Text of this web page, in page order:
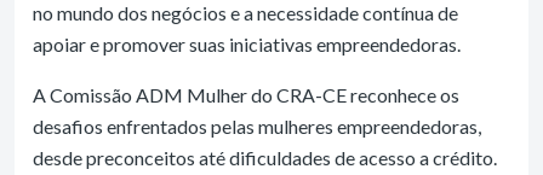
no mundo dos negócios e a necessidade contínua de
apoiar e promover suas iniciativas empreendedoras.
A Comissão ADM Mulher do CRA-CE reconhece os
desafios enfrentados pelas mulheres empreendedoras,
desde preconceitos até dificuldades de acesso a crédito.